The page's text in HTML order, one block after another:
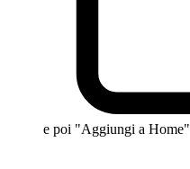
e poi "Aggiungi a Home"